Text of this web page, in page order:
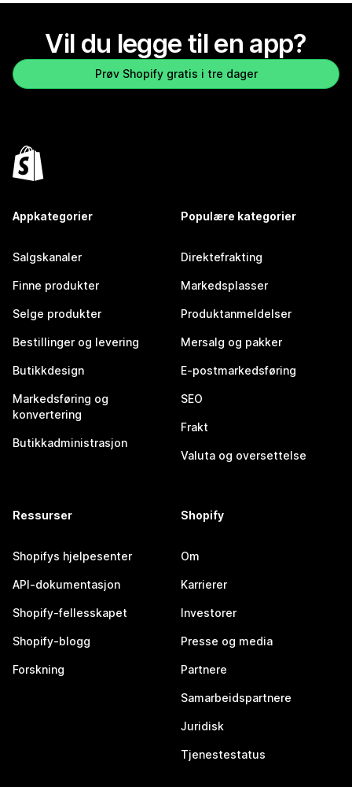
Vil du legge til en app?
Prøv Shopify gratis i tre dager
Appkategorier
Salgskanaler
Finne produkter
Selge produkter
Bestillinger og levering
Butikkdesign
Markedsføring og
konvertering
Butikkadministrasjon
Populære kategorier
Direktefrakting
Markedsplasser
Produktanmeldelser
Mersalg og pakker
E-postmarkedsføring
SEO
Frakt
Valuta og oversettelse
Ressurser
Shopifys hjelpesenter
API-dokumentasjon
Shopify-fellesskapet
Shopify-blogg
Forskning
Shopify
Om
Karrierer
Investorer
Presse og media
Partnere
Samarbeidspartnere
Juridisk
Tjenestestatus